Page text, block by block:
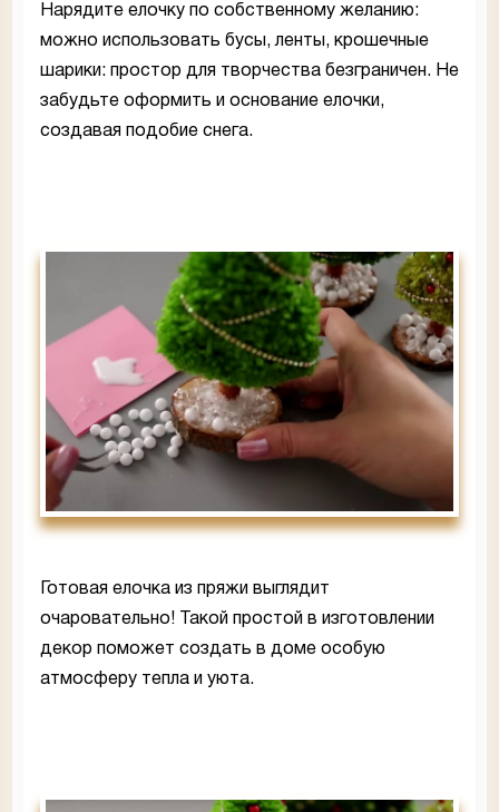
Нарядите елочку по собственному желанию:
можно использовать бусы, ленты, крошечные
шарики: простор для творчества безграничен. Не
забудьте оформить и основание елочки,
создавая подобие снега.
Готовая елочка из пряжи выглядит
очаровательно! Такой простой в изготовлении
декор поможет создать в доме особую
атмосферу тепла и уюта.